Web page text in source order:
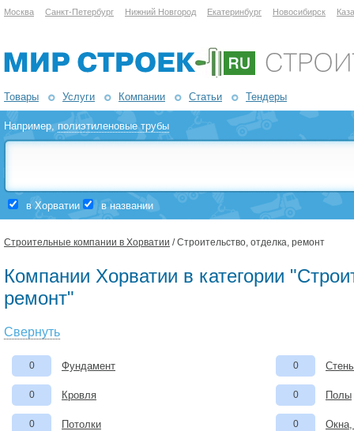
Москва Санкт-Петербург Нижний Новгород Екатеринбург Новосибирск
Товары Услуги Компании Статьи Тендеры
Например,полиэтиленовые трубы
в Хорватии в названии
Строительные компании в Хорватии / Строительство, отделка, ремонт
Компании Хорватии в категории
ремонт"
Свернуть
0 Фундамент 0
0 Кровля 0 Полы
0 Потолки 0